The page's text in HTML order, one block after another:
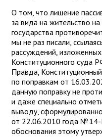
О том, что лишение
за вида на жительство
государства
мы не раз писали,
рассуждений,
Конституционного суда
Правда,
по поправкам от
данную поправку не
и даже специально
выводу,
от 22.06.2010 года № 14-
обоснования этому